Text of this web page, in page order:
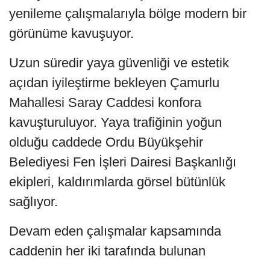
yenileme çalışmalarıyla bölge modern bir
görünüme kavuşuyor.
Uzun süredir yaya güvenliği ve estetik
açıdan iyileştirme bekleyen Çamurlu
Mahallesi Saray Caddesi konfora
kavuşturuluyor. Yaya trafiğinin yoğun
olduğu caddede Ordu Büyükşehir
Belediyesi Fen İşleri Dairesi Başkanlığı
ekipleri, kaldırımlarda görsel bütünlük
sağlıyor.
Devam eden çalışmalar kapsamında
caddenin her iki tarafında bulunan